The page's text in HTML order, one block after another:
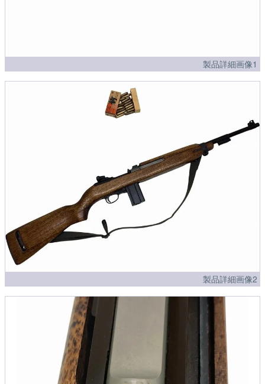
製品詳細画像1
製品詳細画像2